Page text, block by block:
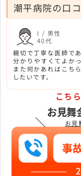
潮平病院の口
I / 男性
40代
親切で丁寧な医師で
分かりやすくてよかっ
また何かあればこち
したいです。
＼
こち
お見舞
お見